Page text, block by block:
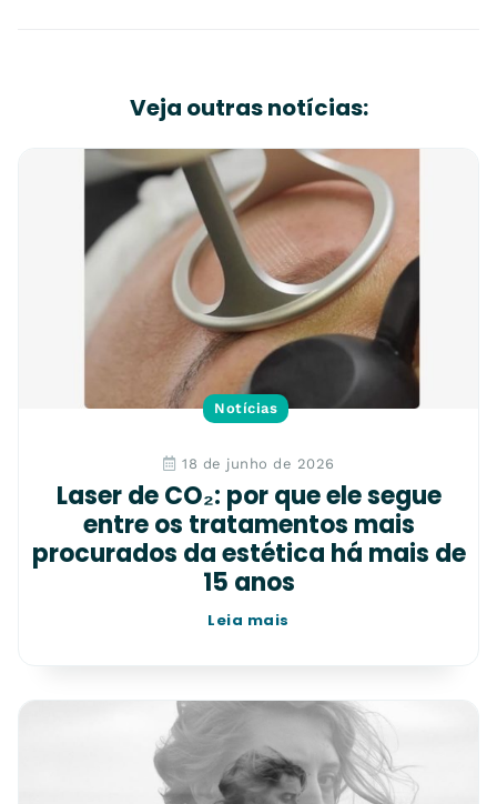
Veja outras notícias:
Notícias
18 de junho de 2026
Laser de CO₂: por que ele segue
entre os tratamentos mais
procurados da estética há mais de
15 anos
Leia mais